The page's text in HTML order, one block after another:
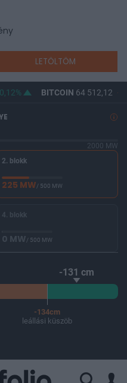
LETÖLTÖM
0,12% BITCOIN64 512,12 -
2000 MW
2. blokk
225 MW/ 500 MW
4. blokk
0 MW/ 500 MW
-131 cm
-134cm
leállási küszöb